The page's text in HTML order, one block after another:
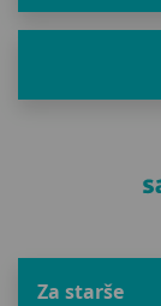
Za starše